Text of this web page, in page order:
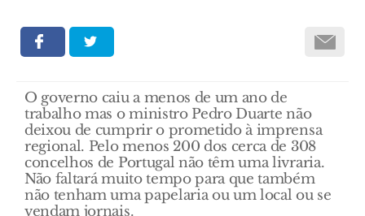
O governo caiu a menos de um ano de
trabalho mas o ministro Pedro Duarte não
deixou de cumprir o prometido à imprensa
regional. Pelo menos 200 dos cerca de 308
concelhos de Portugal não têm uma livraria.
Não faltará muito tempo para que também
não tenham uma papelaria ou um local ou se
vendam jornais.